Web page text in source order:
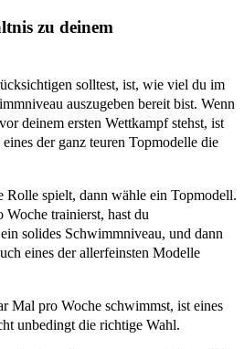
zu deinem
solltest, ist, wie viel du im
auszugeben bereit bist. Wenn
deinem ersten Wettkampf stehst, ist
der ganz teuren Topmodelle die
Rolle spielt, dann wähle ein Topmodell.
trainierst, hast du
solides Schwimmniveau, und dann
eines der allerfeinsten Modelle
Mal pro Woche schwimmst, ist eines
unbedingt die richtige Wahl.